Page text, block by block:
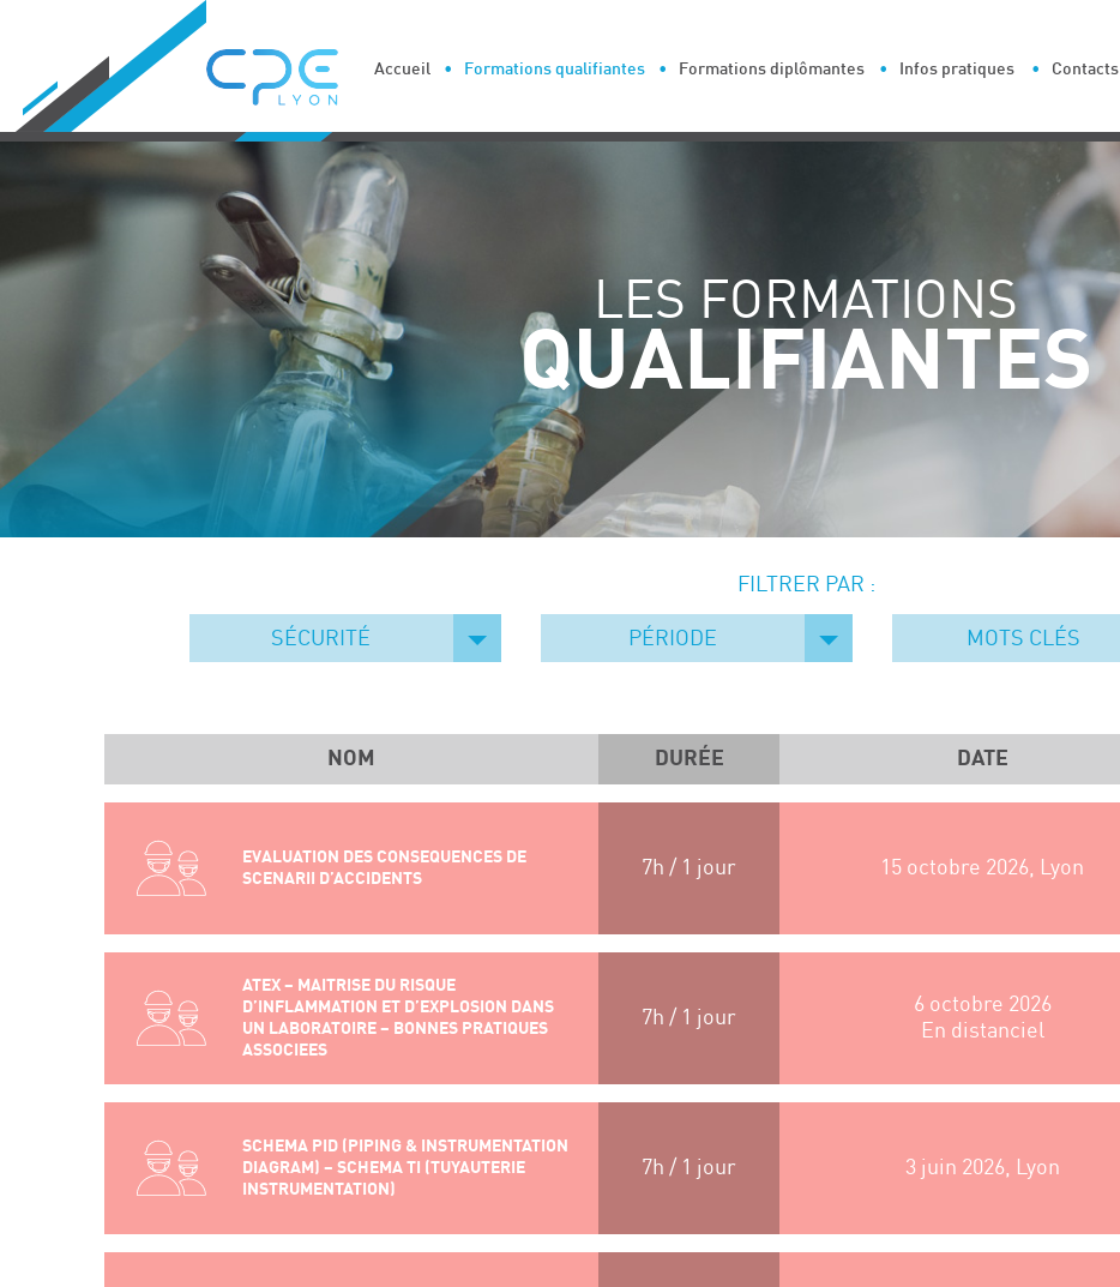
Accueil Formations qualifiantes Formations diplômantes Infos pratiques Contacts
LES FORMATIONS
QUALIFIANTES
FILTRER PAR :
SÉCURITÉ PÉRIODE MOTS CLÉS
NOM DURÉE DATE
EVALUATION DES CONSEQUENCES DE
SCENARII D’ACCIDENTS
7h / 1 jour 15 octobre 2026, Lyon
ATEX – MAITRISE DU RISQUE
D’INFLAMMATION ET D’EXPLOSION DANS
UN LABORATOIRE – BONNES PRATIQUES
ASSOCIEES
7h / 1 jour
6 octobre 2026
En distanciel
SCHEMA PID (PIPING & INSTRUMENTATION
DIAGRAM) – SCHEMA TI (TUYAUTERIE
INSTRUMENTATION)
7h / 1 jour 3 juin 2026, Lyon
Cookies management panel